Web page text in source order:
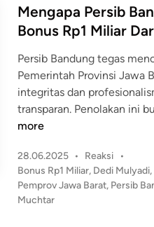
s
t
d
i
n
Mengapa Persib
Bonus Rp1 Miliar
Persib Bandung tegas
Pemerintah Provinsi Jawa
integritas dan
transparan. Penolakan ini
more
28.06.2025 •
P
o
s
Reaksi
•
Bonus Rp1 Miliar, Dedi Mulyadi,
Pemprov Jawa Barat, Persib
Muchtar